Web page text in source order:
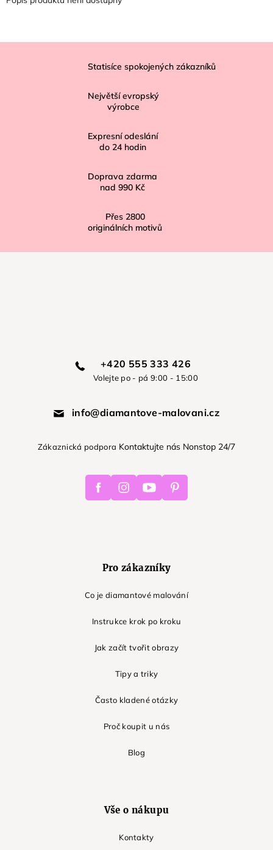
Statisíce spokojených zákazníků
Největší evropský
výrobce
Expresní odeslání
do 24 hodin
Doprava zdarma
nad 990 Kč
Přes 2800
originálních motivů
+420 555 333 426
Volejte po - pá 9:00 - 15:00
info@diamantove-malovani.cz
Zákaznická podpora Kontaktujte nás Nonstop 24/7
FacebookInstagramYoutube Pinterest
Pro zákazníky
Co je diamantové malování
Instrukce krok po kroku
Jak začít tvořit obrazy
Tipy a triky
Často kladené otázky
Proč koupit u nás
Blog
Vše o nákupu
Kontakty